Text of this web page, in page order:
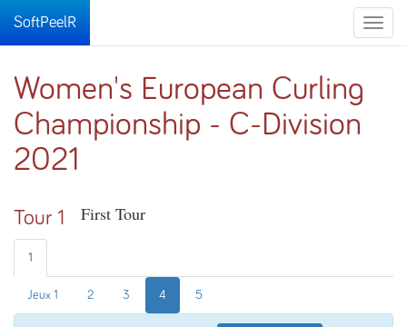
Toggle
SoftPeelR
Women's European Curling
Championship - C-Division
2021
Tour 1 First Tour
1
Jeux 1 2 3 4 5